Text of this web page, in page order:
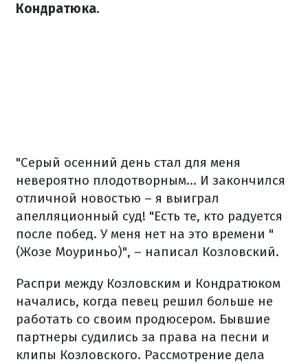
Кондратюка.
"Серый осенний день стал для меня
невероятно плодотворным... И закончился
отличной новостью – я выиграл
апелляционный суд! "Есть те, кто радуется
после побед. У меня нет на это времени "
(Жозе Моуриньо)", – написал Козловский.
Распри между Козловским и Кондратюком
начались, когда певец решил больше не
работать со своим продюсером. Бывшие
партнеры судились за права на песни и
клипы Козловского. Рассмотрение дела